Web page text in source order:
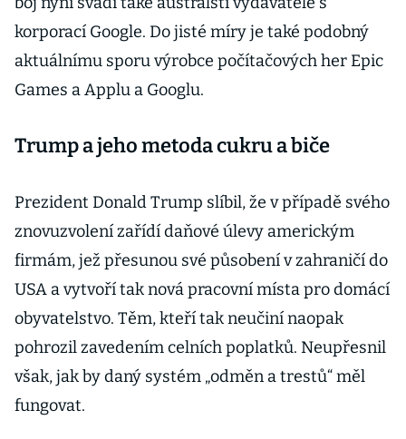
korporací Google. Do jisté míry je také podobný
aktuálnímu sporu výrobce počítačových her Epic
Games a Applu a Googlu.
Trump a jeho metoda cukru a biče
Prezident Donald Trump slíbil, že v případě svého
znovuzvolení zařídí daňové úlevy americkým
firmám, jež přesunou své působení v zahraničí do
USA a vytvoří tak nová pracovní místa pro domácí
obyvatelstvo. Těm, kteří tak neučiní naopak
pohrozil zavedením celních poplatků. Neupřesnil
však, jak by daný systém „odměn a trestů“ měl
fungovat.